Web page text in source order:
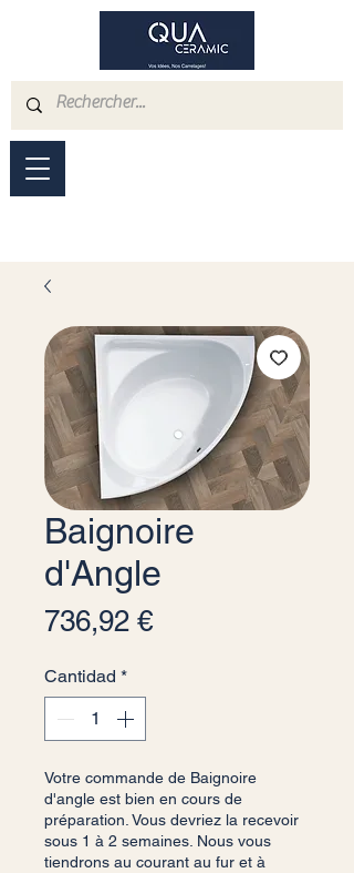
Baignoire
d'Angle
736,92 €Precio
Cantidad *
Votre commande de Baignoire
d'angle est bien en cours de
préparation. Vous devriez la recevoir
sous 1 à 2 semaines. Nous vous
tiendrons au courant au fur et à